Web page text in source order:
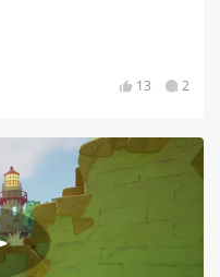
13 2